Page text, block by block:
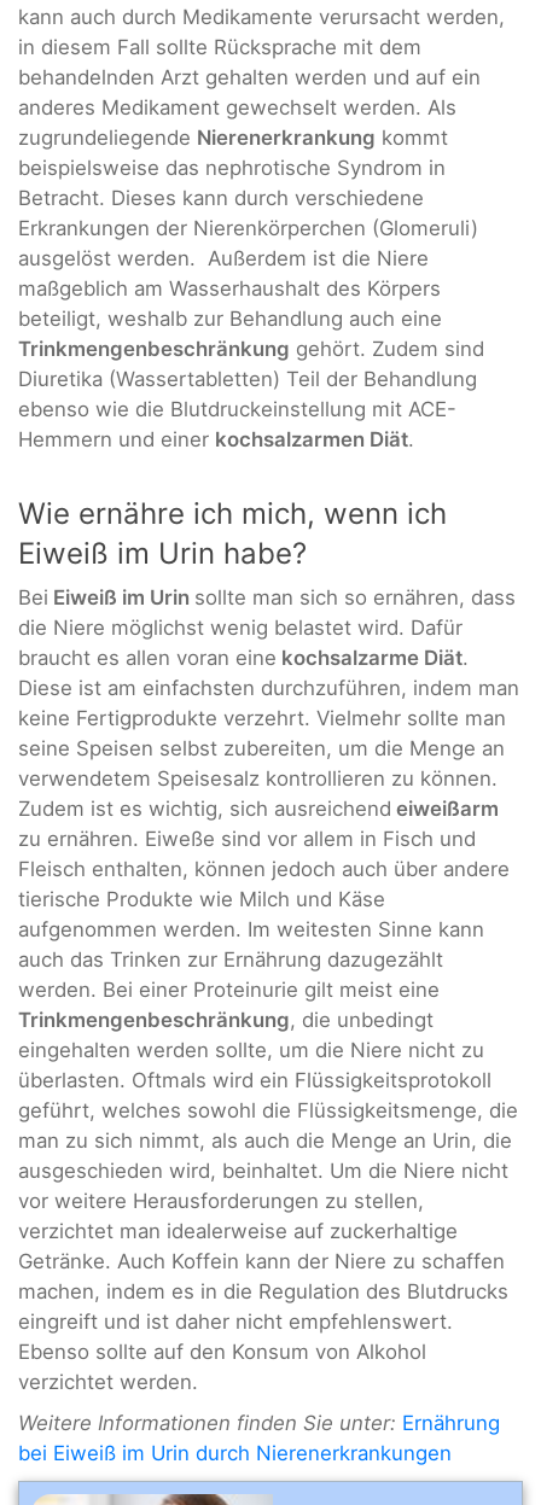
kann auch durch Medikamente verursacht werden,
in diesem Fall sollte Rücksprache mit dem
behandelnden Arzt gehalten werden und auf ein
anderes Medikament gewechselt werden. Als
zugrundeliegende Nierenerkrankung kommt
beispielsweise das nephrotische Syndrom in
Betracht. Dieses kann durch verschiedene
Erkrankungen der Nierenkörperchen (Glomeruli)
ausgelöst werden. Außerdem ist die Niere
maßgeblich am Wasserhaushalt des Körpers
beteiligt, weshalb zur Behandlung auch eine
Trinkmengenbeschränkung gehört. Zudem sind
Diuretika (Wassertabletten) Teil der Behandlung
ebenso wie die Blutdruckeinstellung mit ACE-
Hemmern und einer kochsalzarmen Diät.
Wie ernähre ich mich, wenn ich
Eiweiß im Urin habe?
Bei Eiweiß im Urin sollte man sich so ernähren, dass
die Niere möglichst wenig belastet wird. Dafür
braucht es allen voran eine kochsalzarme Diät.
Diese ist am einfachsten durchzuführen, indem man
keine Fertigprodukte verzehrt. Vielmehr sollte man
seine Speisen selbst zubereiten, um die Menge an
verwendetem Speisesalz kontrollieren zu können.
Zudem ist es wichtig, sich ausreichend eiweißarm
zu ernähren. Eiweße sind vor allem in Fisch und
Fleisch enthalten, können jedoch auch über andere
tierische Produkte wie Milch und Käse
aufgenommen werden. Im weitesten Sinne kann
auch das Trinken zur Ernährung dazugezählt
werden. Bei einer Proteinurie gilt meist eine
Trinkmengenbeschränkung, die unbedingt
eingehalten werden sollte, um die Niere nicht zu
überlasten. Oftmals wird ein Flüssigkeitsprotokoll
geführt, welches sowohl die Flüssigkeitsmenge, die
man zu sich nimmt, als auch die Menge an Urin, die
ausgeschieden wird, beinhaltet. Um die Niere nicht
vor weitere Herausforderungen zu stellen,
verzichtet man idealerweise auf zuckerhaltige
Getränke. Auch Koffein kann der Niere zu schaffen
machen, indem es in die Regulation des Blutdrucks
eingreift und ist daher nicht empfehlenswert.
Ebenso sollte auf den Konsum von Alkohol
verzichtet werden.
Weitere Informationen finden Sie unter: Ernährung
bei Eiweiß im Urin durch Nierenerkrankungen